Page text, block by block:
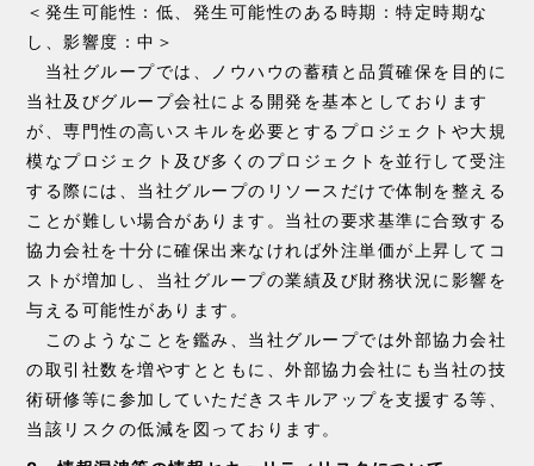
＜発生可能性：低、発生可能性のある時期：特定時期な
し、影響度：中＞
当社グループでは、ノウハウの蓄積と品質確保を目的に
当社及びグループ会社による開発を基本としております
が、専門性の高いスキルを必要とするプロジェクトや大規
模なプロジェクト及び多くのプロジェクトを並行して受注
する際には、当社グループのリソースだけで体制を整える
ことが難しい場合があります。当社の要求基準に合致する
協力会社を十分に確保出来なければ外注単価が上昇してコ
ストが増加し、当社グループの業績及び財務状況に影響を
与える可能性があります。
このようなことを鑑み、当社グループでは外部協力会社
の取引社数を増やすとともに、外部協力会社にも当社の技
術研修等に参加していただきスキルアップを支援する等、
当該リスクの低減を図っております。